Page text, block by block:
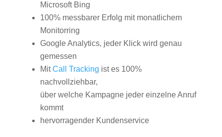
Microsoft Bing
100% messbarer Erfolg mit monatlichem
Monitorring
Google Analytics, jeder Klick wird genau
gemessen
MitCall Tracking ist es 100%
nachvollziehbar,
über welche Kampagne jeder einzelne Anruf
kommt
hervorragender Kundenservice